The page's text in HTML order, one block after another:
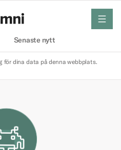
Senaste nytt
meny
för dina data på denna webbplats.